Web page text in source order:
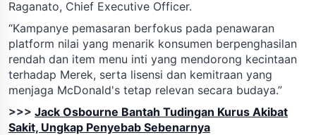
Raganato, Chief Executive Officer.
“Kampanye pemasaran berfokus pada penawaran
platform nilai yang menarik konsumen berpenghasilan
rendah dan item menu inti yang mendorong kecintaan
terhadap Merek, serta lisensi dan kemitraan yang
menjaga McDonald's tetap relevan secara budaya.”
>>> Jack Osbourne Bantah Tudingan Kurus Akibat
Sakit, Ungkap Penyebab Sebenarnya